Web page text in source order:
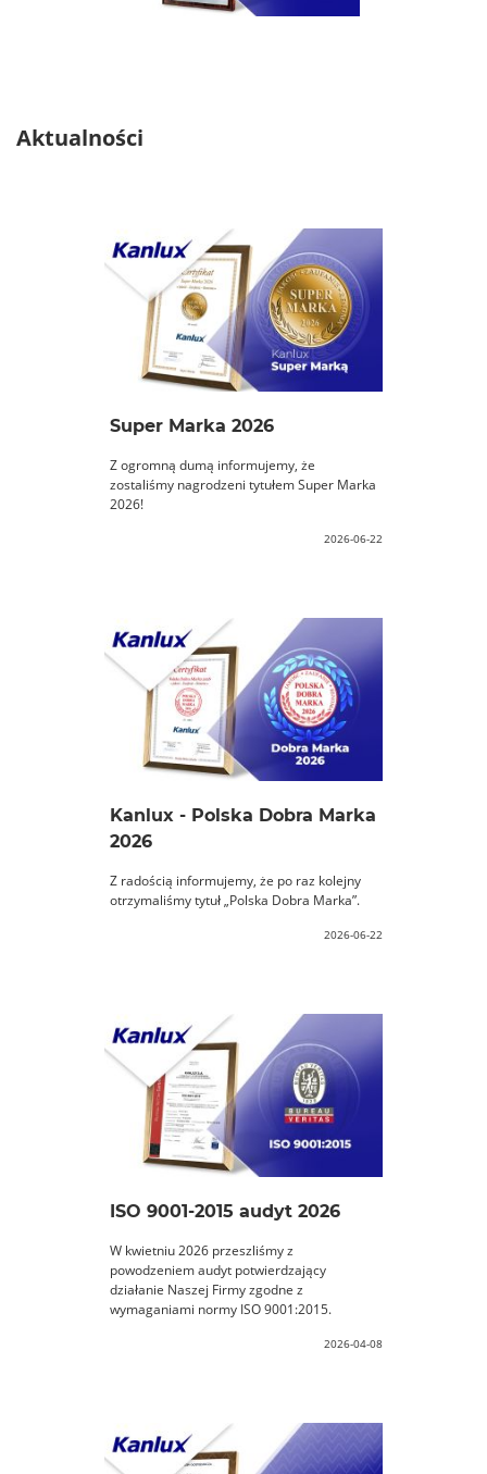
Aktualności
Super Marka 2026
Z ogromną dumą informujemy, że
zostaliśmy nagrodzeni tytułem Super Marka
2026!
2026-06-22
Kanlux - Polska Dobra Marka
2026
Z radością informujemy, że po raz kolejny
otrzymaliśmy tytuł „Polska Dobra Marka”.
2026-06-22
ISO 9001-2015 audyt 2026
W kwietniu 2026 przeszliśmy z
powodzeniem audyt potwierdzający
działanie Naszej Firmy zgodne z
wymaganiami normy ISO 9001:2015.
2026-04-08